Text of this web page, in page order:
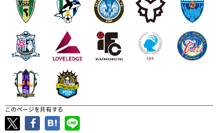
このページを共有する